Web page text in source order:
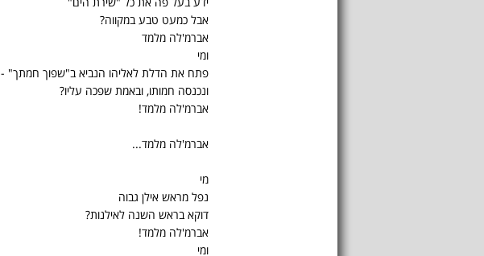
אבל כמעט טבע במקווה?
אברמ'לה מלמד
ומי
פתח את הדלת לאליהו הנביא ב"שפוך חמתך" -
ונכנסה חמותו, ובאמת שפכה עליו?
אברמ'לה מלמד!
אברמ'לה מלמד...
מי
נפל מראש אילן גבוה
דוקא בראש השנה לאילנות?
אברמ'לה מלמד!
ומי